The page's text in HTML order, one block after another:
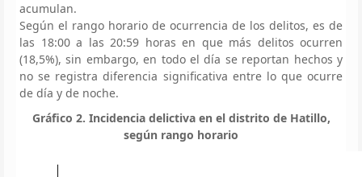
acumulan.
Según el rango horario de ocurrencia de los delitos, es de
las 18:00 a las 20:59 horas en que más delitos ocurren
(18,5%), sin embargo, en todo el día se reportan hechos y
no se registra diferencia significativa entre lo que ocurre
de día y de noche.
Gráfico 2. Incidencia delictiva en el distrito de Hatillo,
según rango horario